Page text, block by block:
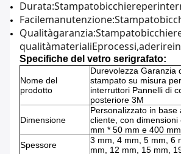
Durata:Stampatobicchiereper
Facilemanutenzione:Stampato
Qualitàgaranzia:Stampato
qualitàmaterialiEprocessi,aderire
Specifiche del vetro serigrafato:
Nome del
prodotto
Durevolezza Garanzia
stampato su misura
interruttori Pannelli di
posteriore 3M
Dimensione
Personalizzato in base
cliente, con
mm * 50 mm e 400
Spessore
3 mm, 4 mm, 5 mm, 6
mm, 12 mm, 15 mm,